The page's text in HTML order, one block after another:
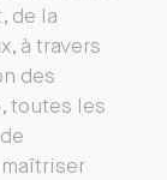
de la
à travers
des
toutes les